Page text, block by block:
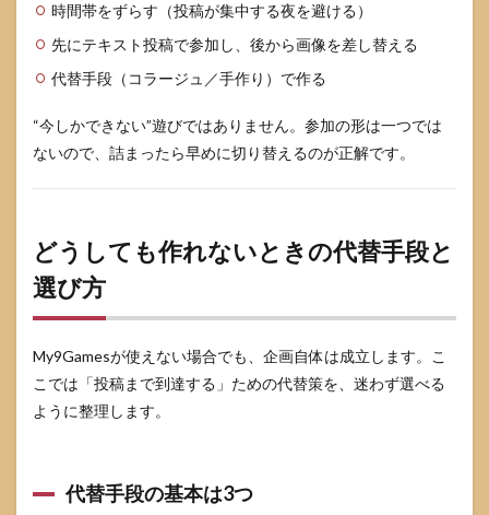
時間帯をずらす（投稿が集中する夜を避ける）
先にテキスト投稿で参加し、後から画像を差し替える
代替手段（コラージュ／手作り）で作る
“今しかできない”遊びではありません。参加の形は一つでは
ないので、詰まったら早めに切り替えるのが正解です。
どうしても作れないときの代替手段と
選び方
My9Gamesが使えない場合でも、企画自体は成立します。こ
こでは「投稿まで到達する」ための代替策を、迷わず選べる
ように整理します。
代替手段の基本は3つ